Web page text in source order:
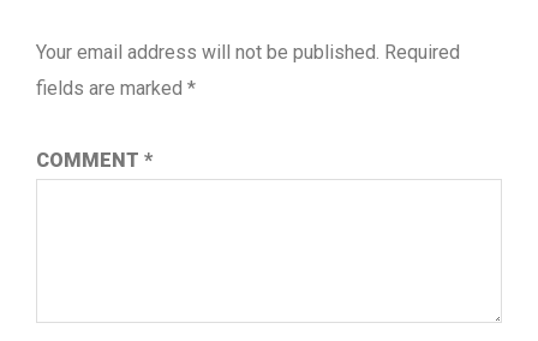
Your email address will not be published. Required
fields are marked *
COMMENT *